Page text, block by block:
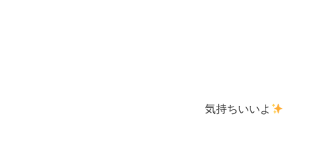
気持ちいいよ